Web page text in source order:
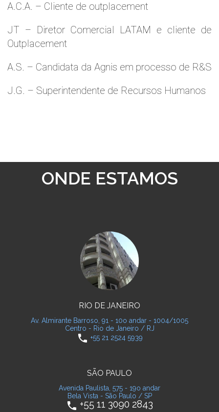
A.C.A. – Cliente de outplacement
JT – Diretor Comercial LATAM e cliente de
Outplacement
A.S. – Candidata da Agnis em processo de R&S
J.G. – Superintendente de Recursos Humanos
ONDE ESTAMOS
RIO DE JANEIRO
Av. Almirante Barroso, 91 - 10o andar - 1004/1005
Centro - Rio de Janeiro / RJ
phone +55 21 2524 5939
SÃO PAULO
Avenida Paulista, 575 - 19o andar
Bela Vista - São Paulo / SP
phone +55 11 3090 2843